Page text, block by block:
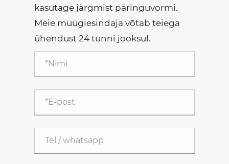
kasutage järgmist päringuvormi.
Meie müügiesindaja võtab teiega
ühendust 24 tunni jooksul.